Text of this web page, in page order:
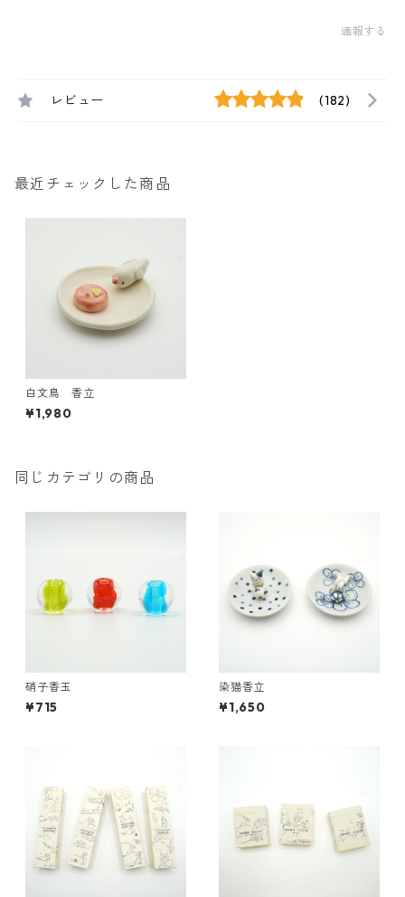
通報する
レビュー (182)
最近チェックした商品
白文鳥 香立
¥1,980
同じカテゴリの商品
硝子香玉
¥715
染猫香立
¥1,650